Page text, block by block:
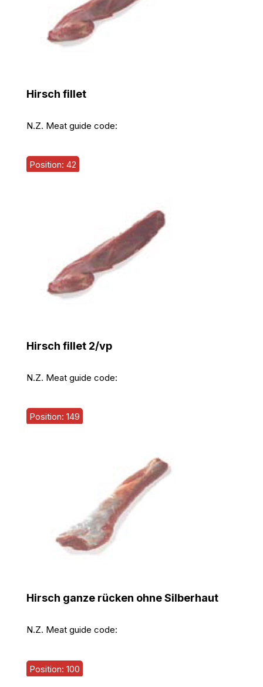
Hirsch fillet
N.Z. Meat guide code:
Position: 42
Hirsch fillet 2/vp
N.Z. Meat guide code:
Position: 149
Hirsch ganze rücken ohne Silberhaut
N.Z. Meat guide code:
Position: 100